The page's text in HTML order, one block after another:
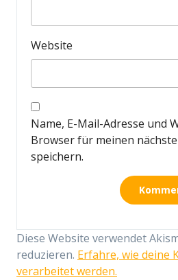
Website
Name, E-Mail-Adresse und
Browser für meinen
speichern.
Diese Website verwendet
reduzieren. Erfahre, wie deine
verarbeitet werden.